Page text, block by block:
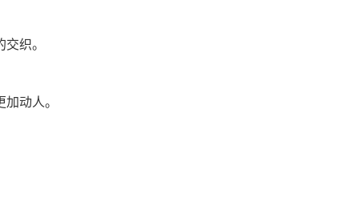
织。
动人。